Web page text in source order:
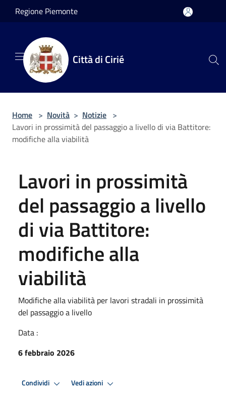
Salta al contenuto principale
Regione Piemonte
Città di Cirié
Home > Novità > Notizie >
Lavori in prossimità del passaggio a livello di via Battitore:
modifiche alla viabilità
Lavori in prossimità
del passaggio a livello
di via Battitore:
modifiche alla
viabilità
Modifiche alla viabilità per lavori stradali in prossimità
del passaggio a livello
Data :
6 febbraio 2026
Condividi Vedi azioni